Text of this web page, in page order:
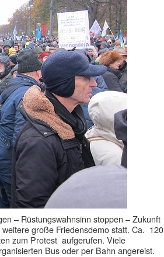
– Rüstungswahnsinn stoppen – Zukunft
große Friedensdemo statt. Ca. 120
zum Protest aufgerufen. Viele
Bus oder per Bahn angereist.